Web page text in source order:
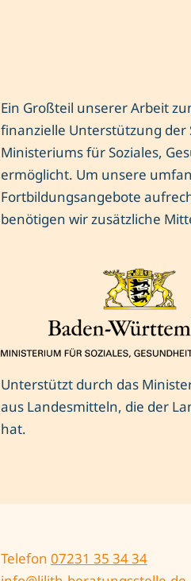
Ein Großteil unserer Arbeit
finanzielle Unterstützung der
Ministeriums für Soziales,
ermöglicht. Um unsere
Fortbildungs­angebote
benötigen wir zusätzliche
Unterstützt durch das
aus Landesmitteln, die der
hat.
Telefon 07231 35 34 34